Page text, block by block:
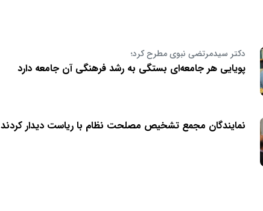
دکتر سیدمرتضی نبوی مطرح کرد؛
پویایی هر جامعه‌ای بستگی به رشد فرهنگی آن جامعه دارد
نمایندگان مجمع تشخیص مصلحت نظام با ریاست دیدار کردند